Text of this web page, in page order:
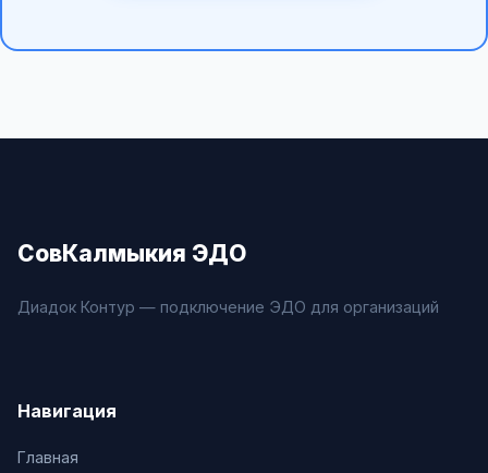
СовКалмыкия ЭДО
Диадок Контур — подключение ЭДО для организаций
Навигация
Главная